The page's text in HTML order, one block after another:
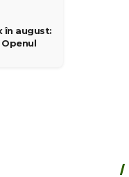
în august:
Openul